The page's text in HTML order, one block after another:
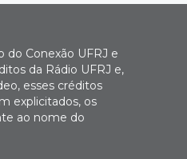
Conexão UFRJ e
da Rádio UFRJ e,
esses créditos
explicitados, os
ao nome do